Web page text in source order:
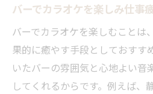
バーでカラオケを楽しみ仕事
バーでカラオケを楽しむことは
果的に癒やす手段としておすす
いたバーの雰囲気と心地よい音
してくれるからです。例えば、